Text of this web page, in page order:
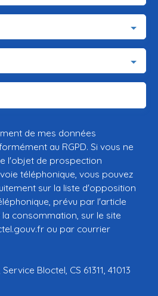
de mes données
au RGPD. Si vous ne
l'objet de prospection
téléphonique, vous pouvez
sur la liste d'opposition
prévu par l'article
la consommation, sur le site
ou par courrier
Bloctel, CS 61311, 41013